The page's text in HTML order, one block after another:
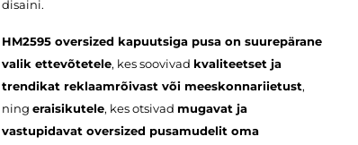
disaini.
HM2595 oversized kapuutsiga pusa on suurepärane
valik ettevõtetele, kes soovivad kvaliteetset ja
trendikat reklaamrõivast või meeskonnariietust,
ningeraisikutele, kes otsivad mugavat ja
vastupidavat oversized pusamudelit oma